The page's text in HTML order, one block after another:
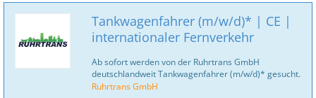
Tankwagenfahrer (m/w/d)* | CE |
internationaler Fernverkehr
Ab sofort werden von der Ruhrtrans GmbH
deutschlandweit Tankwagenfahrer (m/w/d)* gesucht.
Ruhrtrans GmbH